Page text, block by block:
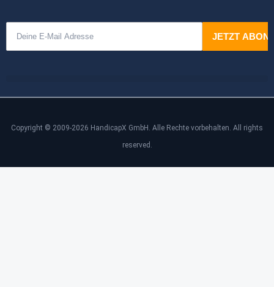
Copyright © 2009-2026 HandicapX GmbH. Alle Rechte vorbehalten. All rights
reserved.